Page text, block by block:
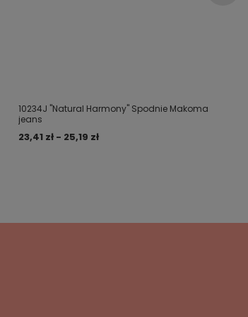
10234J "Natural Harmony" Spodnie Makoma
jeans
23,41 zł - 25,19 zł